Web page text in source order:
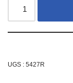
UGS : 5427R